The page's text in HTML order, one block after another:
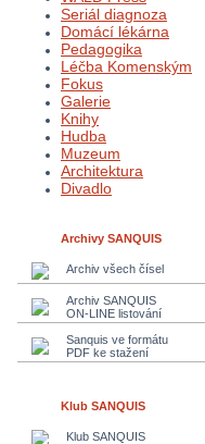
Seriál diagnoza
Domácí lékárna
Pedagogika
Léčba Komenským
Fokus
Galerie
Knihy
Hudba
Muzeum
Architektura
Divadlo
Archivy SANQUIS
Archiv všech čísel
Archiv SANQUIS
ON-LINE listování
Sanquis ve formátu
PDF ke stažení
Klub SANQUIS
Klub SANQUIS